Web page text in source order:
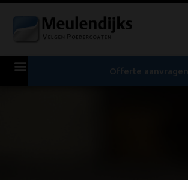
Offerte aanvragen